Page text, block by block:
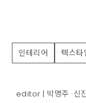
인테리어 텍스타
editor | 박명주 ·신